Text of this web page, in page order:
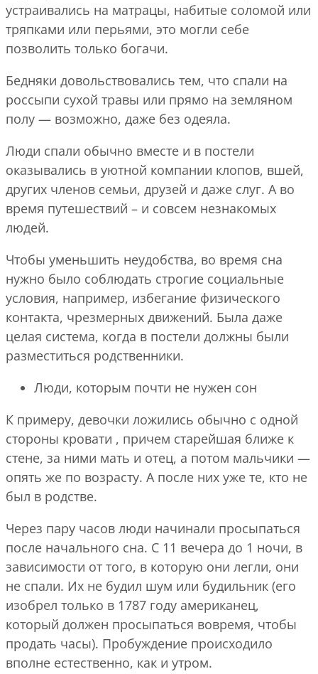
устраивались на матрацы, набитые соломой или
тряпками или перьями, это могли себе
позволить только богачи.
Бедняки довольствовались тем, что спали на
россыпи сухой травы или прямо на земляном
полу — возможно, даже без одеяла.
Люди спали обычно вместе и в постели
оказывались в уютной компании клопов, вшей,
других членов семьи, друзей и даже слуг. А во
время путешествий – и совсем незнакомых
людей.
Чтобы уменьшить неудобства, во время сна
нужно было соблюдать строгие социальные
условия, например, избегание физического
контакта, чрезмерных движений. Была даже
целая система, когда в постели должны были
разместиться родственники.
Люди, которым почти не нужен сон
К примеру, девочки ложились обычно с одной
стороны кровати , причем старейшая ближе к
стене, за ними мать и отец, а потом мальчики —
опять же по возрасту. А после них уже те, кто не
был в родстве.
Через пару часов люди начинали просыпаться
после начального сна. С 11 вечера до 1 ночи, в
зависимости от того, в которую они легли, они
не спали. Их не будил шум или будильник (его
изобрел только в 1787 году американец,
который должен просыпаться вовремя, чтобы
продать часы). Пробуждение происходило
вполне естественно, как и утром.